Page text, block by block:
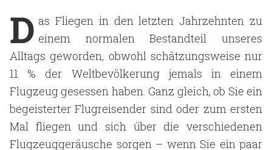
D as Fliegen in den letzten Jahrzehnten zu
einem normalen Bestandteil unseres
Alltags geworden, obwohl schätzungsweise nur
11 % der Weltbevölkerung jemals in einem
Flugzeug gesessen haben. Ganz gleich, ob Sie ein
begeisterter Flugreisender sind oder zum ersten
Mal fliegen und sich über die verschiedenen
Flugzeuggeräusche sorgen – wenn Sie ein paar